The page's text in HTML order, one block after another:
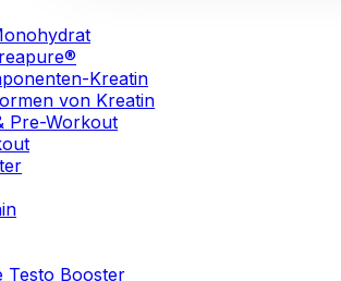
Kreatin
von Kreatin
Pre-Workout
Testo Booster